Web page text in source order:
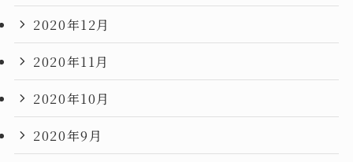
2020年12月
2020年11月
2020年10月
2020年9月